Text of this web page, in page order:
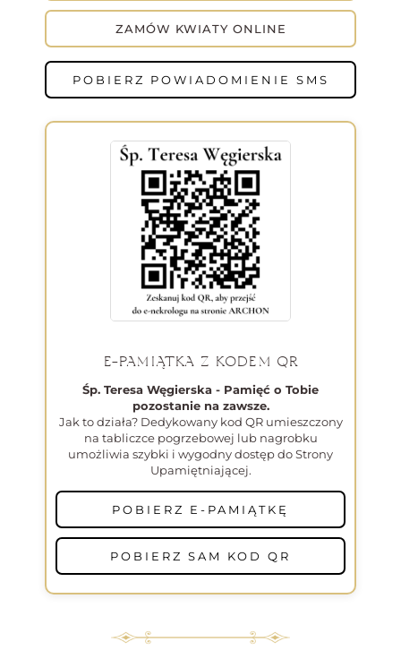
ZAMÓW KWIATY ONLINE
POBIERZ POWIADOMIENIE SMS
E-PAMIĄTKA Z KODEM QR
Śp. Teresa Węgierska - Pamięć o Tobie
pozostanie na zawsze.
Jak to działa? Dedykowany kod QR umieszczony
na tabliczce pogrzebowej lub nagrobku
umożliwia szybki i wygodny dostęp do Strony
Upamiętniającej.
POBIERZ E-PAMIĄTKĘ
POBIERZ SAM KOD QR